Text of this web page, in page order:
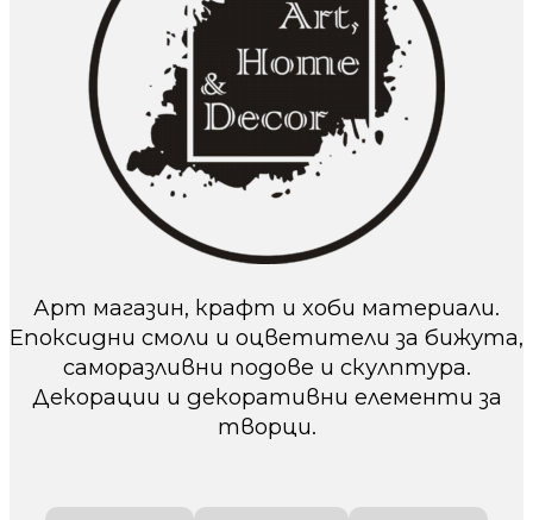
Арт магазин, крафт и хоби материали.
Епоксидни смоли и оцветители за бижута,
саморазливни подове и скулптура.
Декорации и декоративни елементи за
творци.